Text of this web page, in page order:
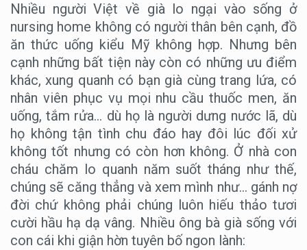
Nhiều người Việt về già lo ngại vào sống ở
nursing home không có người thân bên cạnh, đồ
ăn thức uống kiểu Mỹ không hợp. Nhưng bên
cạnh những bất tiện này còn có những ưu điểm
khác, xung quanh có bạn già cùng trang lứa, có
nhân viên phục vụ mọi nhu cầu thuốc men, ăn
uống, tắm rửa… dù họ là người dưng nước lã, dù
họ không tận tình chu đáo hay đôi lúc đối xử
không tốt nhưng có còn hơn không. Ở nhà con
cháu chăm lo quanh năm suốt tháng như thế,
chúng sẽ căng thẳng và xem mình như… gánh nợ
đời chứ không phải chúng luôn hiếu thảo tươi
cười hầu hạ dạ vâng. Nhiều ông bà già sống với
con cái khi giận hờn tuyên bố ngon lành: